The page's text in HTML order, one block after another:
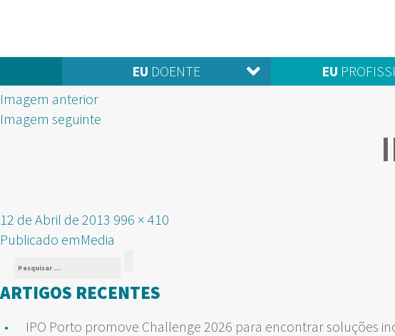
EU DOENTE EU
Imagem anterior
Imagem seguinte
Publicado
em
12 de Abril de 2013 Tamanho
real
996 × 410
NAVEGAÇÃO
DE
ARTIGOS
Publicado emMedia
Pesquisar
por:
ARTIGOS RECENTES
IPO Porto promove Challenge 2026 para encontrar soluções